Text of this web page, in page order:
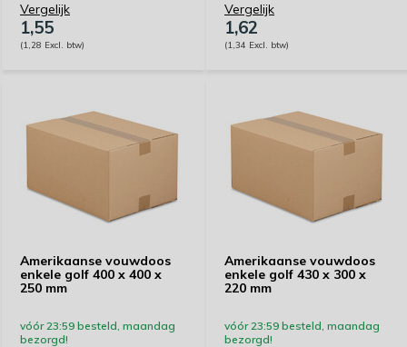
Vergelijk
1,55
(1,28 Excl. btw)
Vergelijk
1,62
(1,34 Excl. btw)
Amerikaanse vouwdoos
enkele golf 400 x 400 x
250 mm
vóór 23:59 besteld, maandag
bezorgd!
Amerikaanse vouwdoos
enkele golf 430 x 300 x
220 mm
vóór 23:59 besteld, maandag
bezorgd!